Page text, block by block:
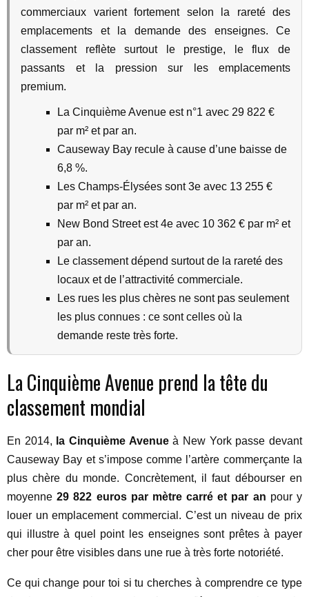
commerciaux varient fortement selon la rareté des
emplacements et la demande des enseignes. Ce
classement reflète surtout le prestige, le flux de
passants et la pression sur les emplacements
premium.
La Cinquième Avenue est n°1 avec 29 822 €
par m² et par an.
Causeway Bay recule à cause d’une baisse de
6,8 %.
Les Champs-Élysées sont 3e avec 13 255 €
par m² et par an.
New Bond Street est 4e avec 10 362 € par m² et
par an.
Le classement dépend surtout de la rareté des
locaux et de l’attractivité commerciale.
Les rues les plus chères ne sont pas seulement
les plus connues : ce sont celles où la
demande reste très forte.
La Cinquième Avenue prend la tête du
classement mondial
En 2014, la Cinquième Avenueà New York passe devant
Causeway Bay et s’impose comme l’artère commerçante la
plus chère du monde. Concrètement, il faut débourser en
moyenne29 822 euros par mètre carré et par an pour y
louer un emplacement commercial. C’est un niveau de prix
qui illustre à quel point les enseignes sont prêtes à payer
cher pour être visibles dans une rue à très forte notoriété.
Ce qui change pour toi si tu cherches à comprendre ce type